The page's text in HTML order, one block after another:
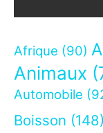
Afrique (90)
Animaux
Automobile
Boisson (148)